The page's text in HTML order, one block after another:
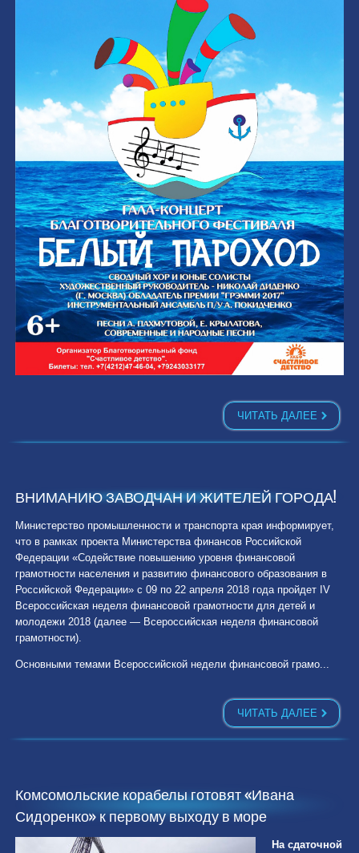
ЧИТАТЬ ДАЛЕЕ
ВНИМАНИЮ ЗАВОДЧАН И ЖИТЕЛЕЙ ГОРОДА!
Министерство промышленности и транспорта края информирует,
что в рамках проекта Министерства финансов Российской
Федерации «Содействие повышению уровня финансовой
грамотности населения и развитию финансового образования в
Российской Федерации» с 09 по 22 апреля 2018 года пройдет IV
Всероссийская неделя финансовой грамотности для детей и
молодежи 2018 (далее — Всероссийская неделя фи­нансовой
грамотности).
Основными темами Всероссийской недели финансовой грамо...
ЧИТАТЬ ДАЛЕЕ
Комсомольские корабелы готовят «Ивана
Сидоренко» к первому выходу в море
На сдаточной